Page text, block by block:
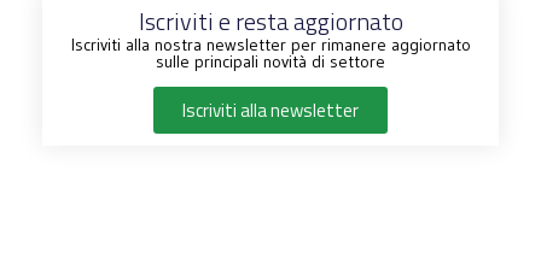
Iscriviti e resta aggiornato
Iscriviti alla nostra newsletter per rimanere aggiornato
sulle principali novità di settore
Iscriviti alla newsletter